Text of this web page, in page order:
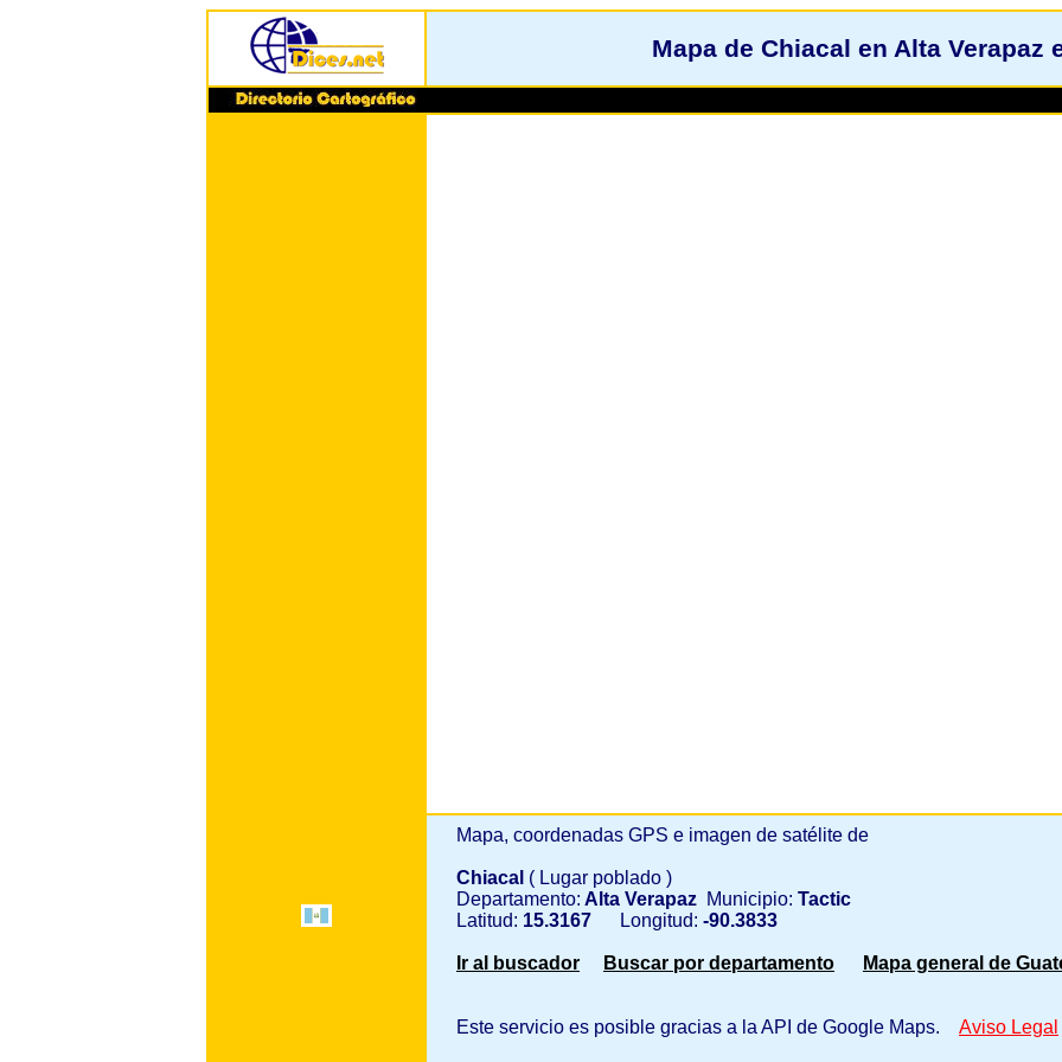
Mapa de Chiacal en Alta Verapaz
Mapa, coordenadas GPS e imagen de satélite de
Chiacal ( Lugar poblado )
Departamento: Alta Verapaz Municipio: Tactic
Latitud: 15.3167 Longitud: -90.3833
Ir al buscador Buscar por departamento Mapa general de
Este servicio es posible gracias a la API de Google Maps. Aviso Legal